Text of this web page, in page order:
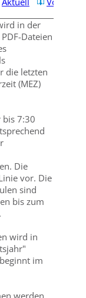
in der
Dateien
die letzten
(MEZ)
bis 7:30
Die
vor. Die
sind
bis zum
wird in
im
werden